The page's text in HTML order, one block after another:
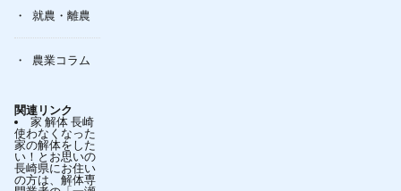
就農・離農
農業コラム
関連リンク
家 解体 長崎
使わなくなった
家の解体をした
い！とお思いの
長崎県にお住い
の方は、解体専